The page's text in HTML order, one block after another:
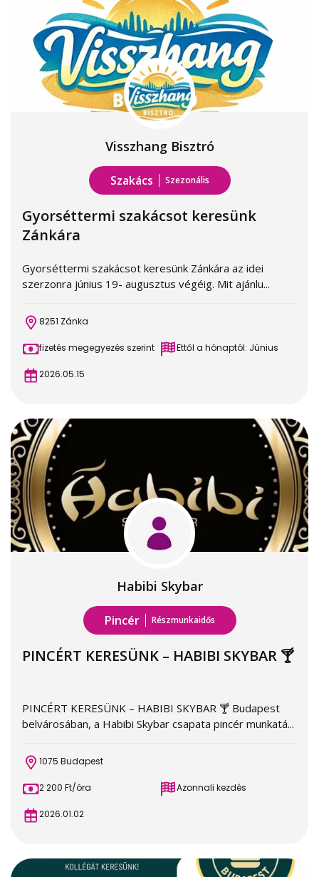
Visszhang Bisztró
Szakács Szezonális
Gyorséttermi szakácsot keresünk
Zánkára
Gyorséttermi szakácsot keresünk Zánkára az idei
szerzonra június 19- augusztus végéig. Mit ajánlu...
8251 Zánka
fizetés megegyezés szerint Ettől a hónaptól: Június
2026.05.15
Habibi Skybar
Pincér Részmunkaidős
PINCÉRT KERESÜNK – HABIBI SKYBAR 🍸
PINCÉRT KERESÜNK – HABIBI SKYBAR 🍸 Budapest
belvárosában, a Habibi Skybar csapata pincér munkatá...
1075 Budapest
2 200 Ft/óra Azonnali kezdés
2026.01.02